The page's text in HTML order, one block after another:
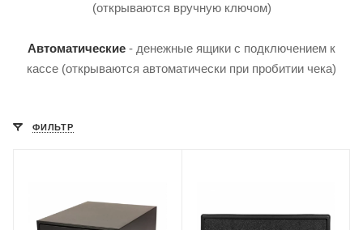
(открываются вручную ключом)
Автоматические - денежные ящики с подключением к
кассе (открываются автоматически при пробитии чека)
ФИЛЬТР